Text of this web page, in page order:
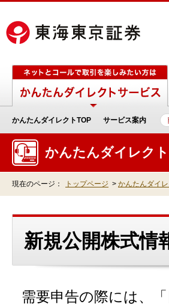
かんたんダイレクトTOP サービス案内
かんたんダイレク
現在のページ： トップページ > かんたんダイ
新規公開株式情
需要申告の際には、